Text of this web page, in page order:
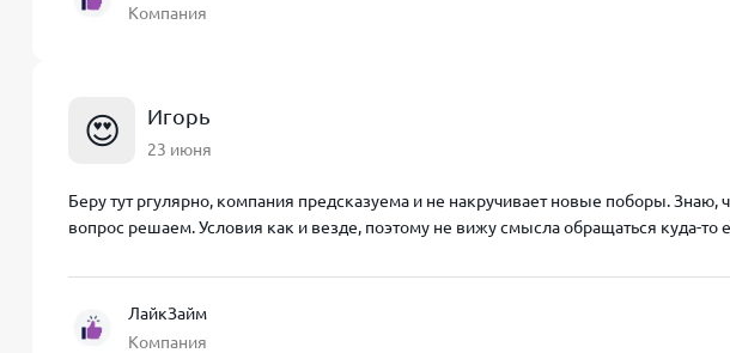
Компания
😍 Игорь
23 июня
Беру тут ргулярно, компания предсказуема и не накручивает новые поборы. Знаю,
вопрос решаем. Условия как и везде, поэтому не вижу смысла обращаться куда-то
ЛайкЗайм
Компания